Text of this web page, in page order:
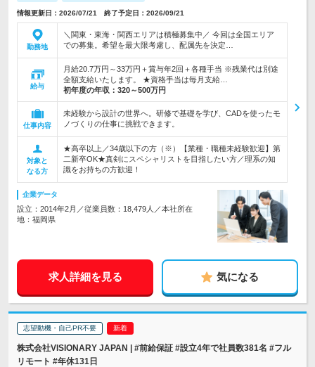
情報更新日：2026/07/21 終了予定日：2026/09/21
勤務地
＼関東・東海・関西エリアは積極募集中／ 今回は全国エリア
での募集。希望を最大限考慮し、配属先を決定…
給与
月給20.7万円～33万円＋賞与年2回＋各種手当 ※残業代は別途
全額支給いたします。 ★資格手当は毎月支給…
初年度の年収： 320～500万円
仕事内容
未経験から設計の世界へ。研修で基礎を学び、CADを使ったモ
ノづくりの仕事に挑戦できます。
対象と
なる方
★高卒以上／34歳以下の方（※）【業種・職種未経験歓迎】第
二新卒OK★真剣にスペシャリストを目指したい方／理系の知
識をお持ちの方歓迎！
企業データ
設立：2014年2月／従業員数：18,479人／本社所在
地：福岡県
求人詳細を見る 気になる
志望動機・自己PR不要
株式会社VISIONARY JAPAN | #前給保証 #設立4年で社員数381名 #フル
リモート #年休131日